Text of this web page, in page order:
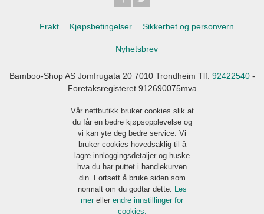
Frakt Kjøpsbetingelser Sikkerhet og personvern
Nyhetsbrev
Bamboo-Shop AS Jomfrugata 20 7010 Trondheim Tlf. 92422540-
Foretaksregisteret 912690075mva
Vår nettbutikk bruker cookies slik at
du får en bedre kjøpsopplevelse og
vi kan yte deg bedre service. Vi
bruker cookies hovedsaklig til å
lagre innloggingsdetaljer og huske
hva du har puttet i handlekurven
din. Fortsett å bruke siden som
normalt om du godtar dette. Les
mer eller endre innstillinger for
cookies.